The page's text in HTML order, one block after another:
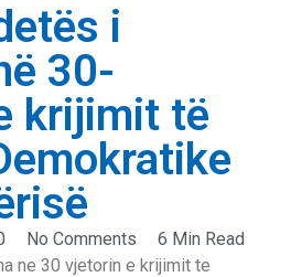
i
30-
krijimit të
No Comments
6 Min Read
ne 30 vjetorin e krijimit te